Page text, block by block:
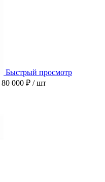
Быстрый просмотр
80 000 ₽ / шт